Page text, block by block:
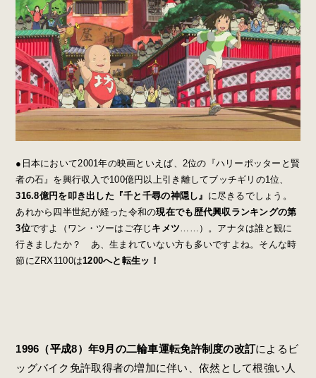
●日本において2001年の映画といえば、2位の『ハリーポッターと賢
者の石』を興行収入で100億円以上引き離してブッチギリの1位、
316.8億円を叩き出した『千と千尋の神隠し』 に尽きるでしょう。
あれから四半世紀が経った令和の現在でも歴代興収ランキングの第
3位ですよ（ワン・ツーはご存じ キメツ……）。アナタは誰と観に
行きましたか？ あ、生まれていない方も多いですよね。そんな時
節にZRX1100は1200へと転生ッ！
1996（平成8）年9月の二輪車運転免許制度の改訂によるビ
ッグバイク免許取得者の増加に伴い、依然として根強い人